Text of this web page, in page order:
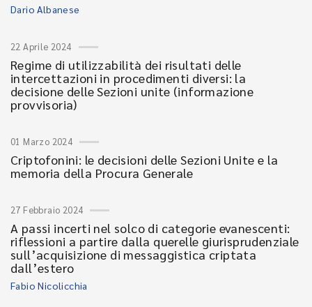
Dario Albanese
22 Aprile 2024
Regime di utilizzabilità dei risultati delle
intercettazioni in procedimenti diversi: la
decisione delle Sezioni unite (informazione
provvisoria)
01 Marzo 2024
Criptofonini: le decisioni delle Sezioni Unite e la
memoria della Procura Generale
27 Febbraio 2024
A passi incerti nel solco di categorie evanescenti:
riflessioni a partire dalla querelle giurisprudenziale
sull’acquisizione di messaggistica criptata
dall’estero
Fabio Nicolicchia